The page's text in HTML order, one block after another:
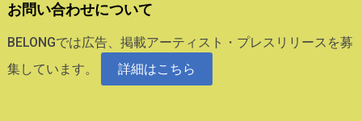
お問い合わせについて
BELONGでは広告、掲載アーティスト・プレスリリースを募
集しています。
詳細はこちら